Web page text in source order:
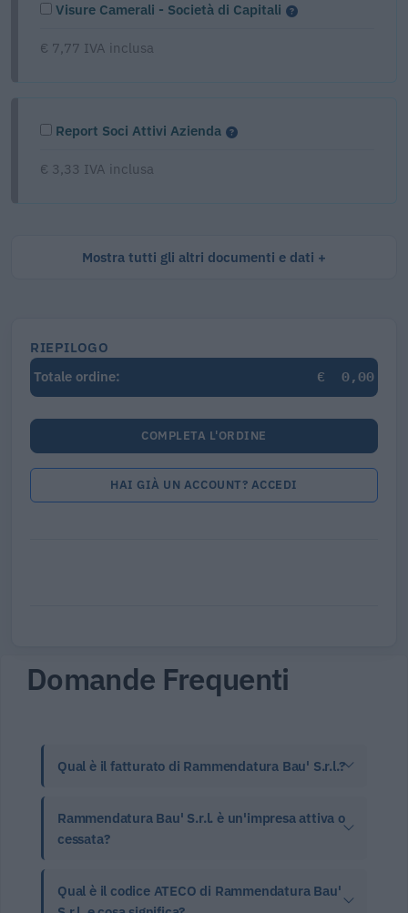
Visure Camerali - Società di Capitali
€ 7,77 IVA inclusa
Report Soci Attivi Azienda
€ 3,33 IVA inclusa
Mostra tutti gli altri documenti e dati
RIEPILOGO
Totale ordine:
€ 0,00
COMPLETA L'ORDINE
HAI GIÀ UN ACCOUNT? ACCEDI
Domande Frequenti
Qual è il fatturato di Rammendatura Bau' S.r.l.?
Rammendatura Bau' S.r.l. è un'impresa attiva o
cessata?
Qual è il codice ATECO di Rammendatura Bau'